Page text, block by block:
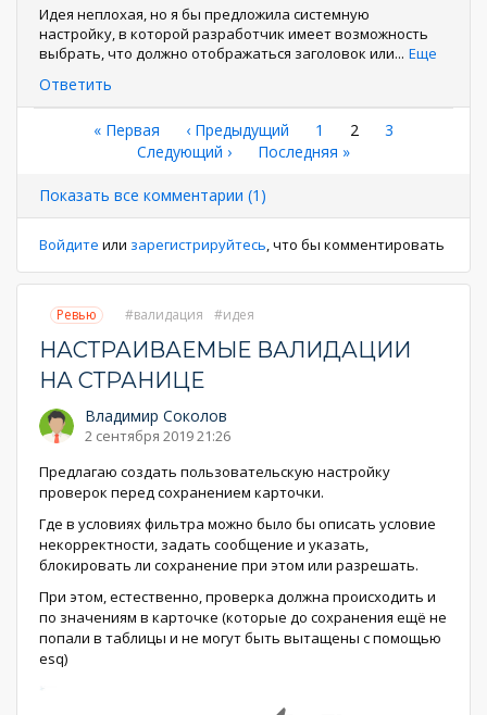
Идея неплохая, но я бы предложила системную
настройку, в которой разработчик имеет возможность
выбрать, что должно отображаться заголовок или... Еще
Ответить
Нумерация
страниц
Первая
страница
« Первая ←
‹ Предыдущий Страница
1
Текущая
2 Страница
3
Следующая
Следующий ›
Последняя
Последняя »
Показать все комментарии (1)
Войдите или зарегистрируйтесь, что бы комментировать
Ревью валидация идея
НАСТРАИВАЕМЫЕ ВАЛИДАЦИИ
НА СТРАНИЦЕ
Владимир Соколов
2 сентября 2019 21:26
Предлагаю создать пользовательскую настройку
проверок перед сохранением карточки.
Где в условиях фильтра можно было бы описать условие
некорректности, задать сообщение и указать,
блокировать ли сохранение при этом или разрешать.
При этом, естественно, проверка должна происходить и
по значениям в карточке (которые до сохранения ещё не
попали в таблицы и не могут быть вытащены с помощью
esq)